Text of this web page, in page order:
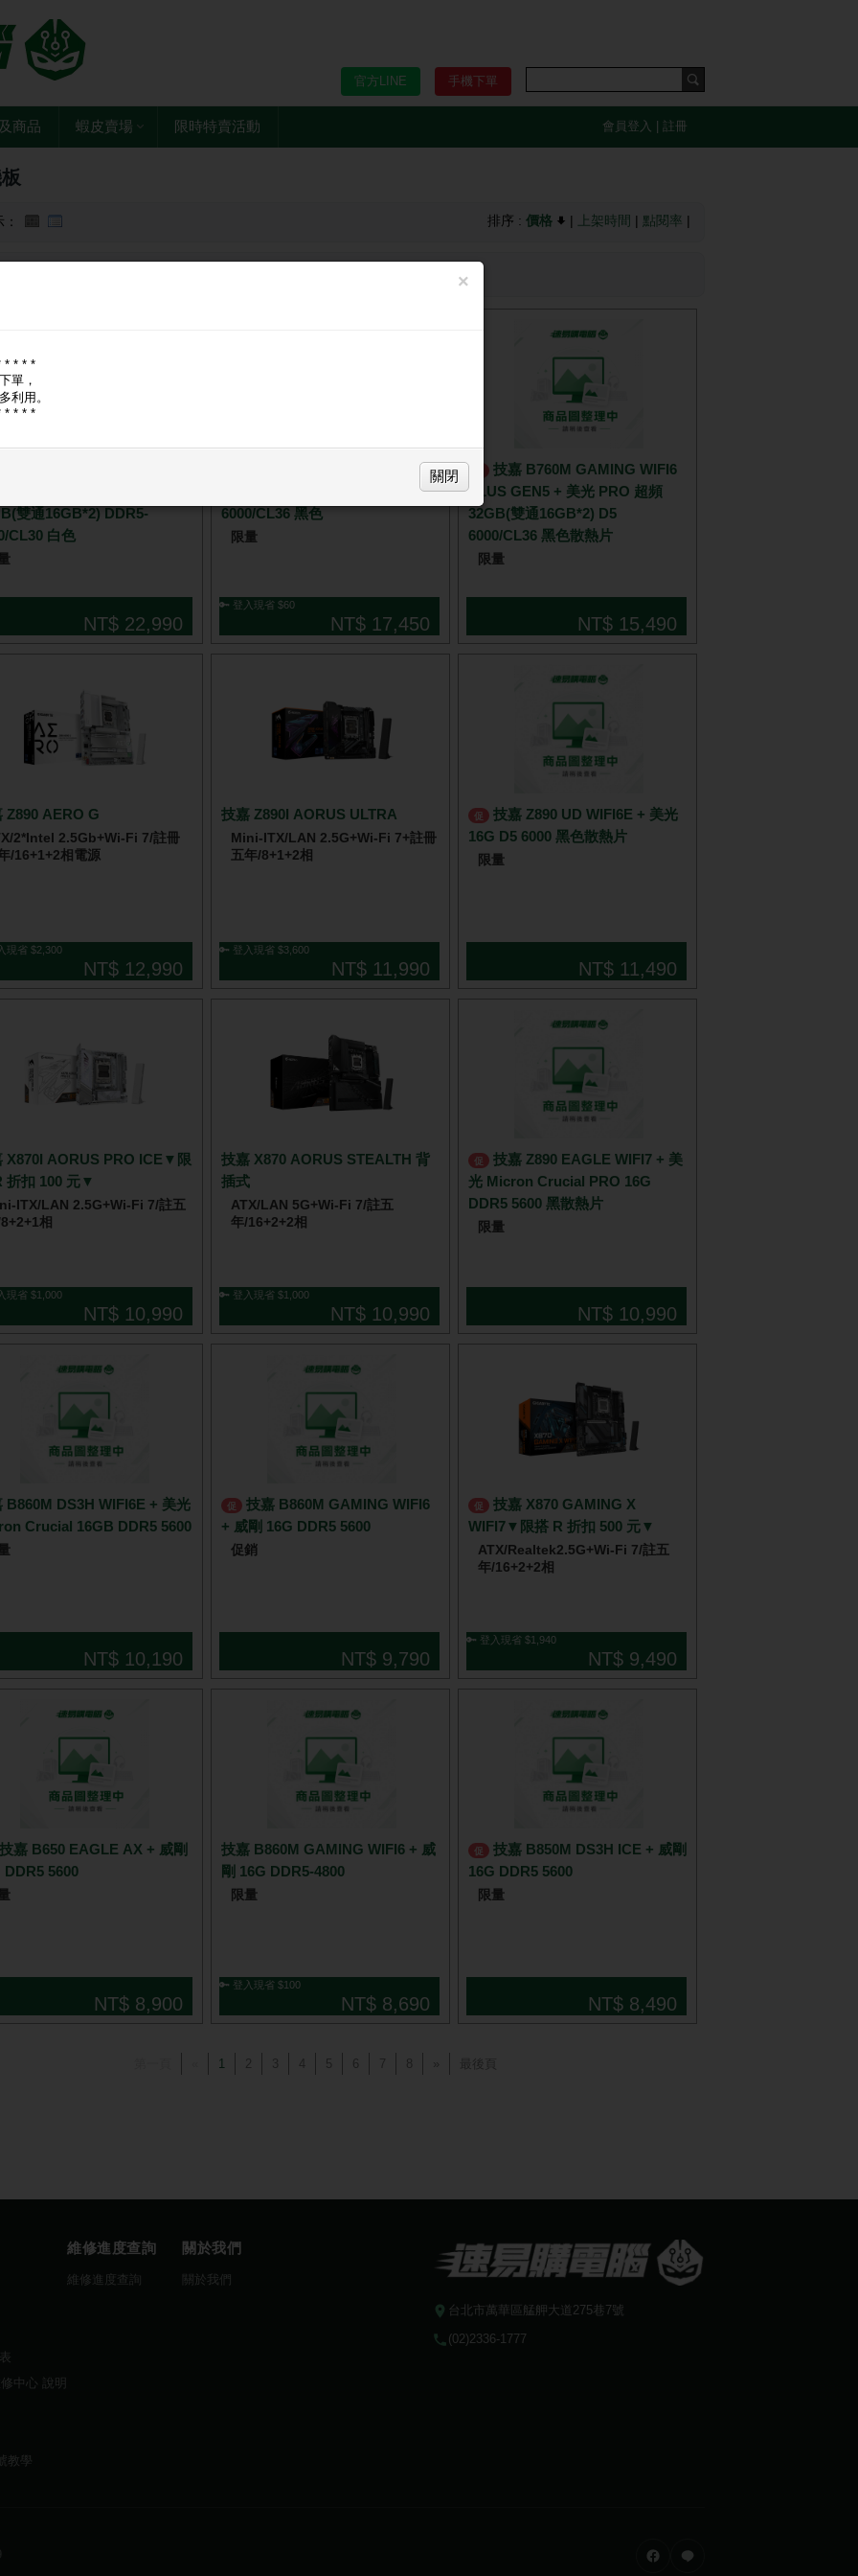
手機下單
官方LINE
商品 蝦皮賣場 限時特賣活動 會員登入 註冊
排序 : 價格 | 上架時間 | 點閱率 |
雙通16GB*2) DDR5-
CL30 白色
NT$ 22,990
PRO 超頻 32GB(雙通16GB*2) D5
6000/CL36 黑色
限量
🔑 登入現省 $60
NT$ 17,450
PLUS GEN5 + 美光 PRO 超頻
32GB(雙通16GB*2) D5
6000/CL36 黑色散熱片
限量
NT$ 15,490
Z890 AERO G
2*Intel 2.5Gb+Wi-Fi 7/註冊
/16+1+2相電源
現省 $2,300
NT$ 12,990
技嘉 Z890I AORUS ULTRA
Mini-ITX/LAN 2.5G+Wi-Fi 7+註冊
五年/8+1+2相
🔑 登入現省 $3,600
NT$ 11,990
促
16G D5 6000 黑色散熱片
限量
NT$ 11,490
X870I AORUS PRO ICE▼限
折扣 100 元▼
ITX/LAN 2.5G+Wi-Fi 7/註五
相
現省 $1,000
NT$ 10,990
技嘉 X870 AORUS STEALTH 背
插式
ATX/LAN 5G+Wi-Fi 7/註五
年/16+2+2相
🔑 登入現省 $1,000
NT$ 10,990
促
光 Micron Crucial PRO 16G
DDR5 5600 黑散熱片
限量
NT$ 10,990
B860M DS3H WIFI6E + 美光
Crucial 16GB DDR5 5600
NT$ 10,190
促
+ 威剛 16G DDR5 5600
促銷
NT$ 9,790
促
WIFI7▼限搭 R 折扣 500 元▼
ATX/Realtek2.5G+Wi-Fi 7/註五
年/16+2+2相
🔑 登入現省 $1,940
NT$ 9,490
DDR5 5600
NT$ 8,900
技嘉 B860M GAMING WIFI6 + 威
剛 16G DDR5-4800
限量
🔑 登入現省 $100
NT$ 8,690
促
16G DDR5 5600
限量
NT$ 8,490
1 2 3 5 6 7 8 最後頁
中心 說明
教學
維修進度查詢
維修進度查詢
關於我們
關於我們
台北市萬華區艋舺大道275巷7號
(02)2336-1777
×
* * * *
單，
利用。
* * * *
關閉